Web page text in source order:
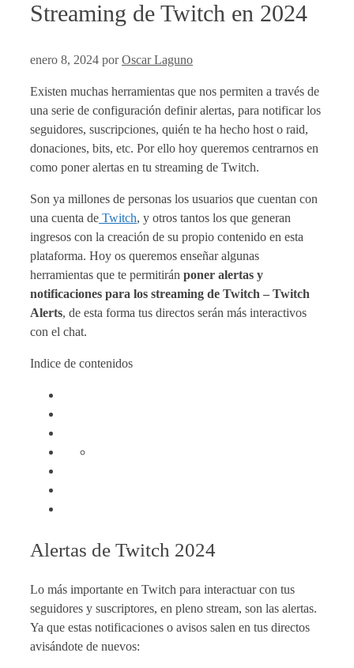
Streaming de Twitch en 2024
enero 8, 2024 porOscar Laguno
Existen muchas herramientas que nos permiten a través de
una serie de configuración definir alertas, para notificar los
seguidores, suscripciones, quién te ha hecho host o raid,
donaciones, bits, etc. Por ello hoy queremos centrarnos en
como poner alertas en tu streaming de Twitch.
Son ya millones de personas los usuarios que cuentan con
una cuenta de Twitch, y otros tantos los que generan
ingresos con la creación de su propio contenido en esta
plataforma. Hoy os queremos enseñar algunas
herramientas que te permitirán poner alertas y
notificaciones para los streaming de Twitch – Twitch
Alerts, de esta forma tus directos serán más interactivos
con el chat.
Indice de contenidos
Alertas de Twitch 2024
Lo más importante en Twitch para interactuar con tus
seguidores y suscriptores, en pleno stream, son las alertas.
Ya que estas notificaciones o avisos salen en tus directos
avisándote de nuevos: